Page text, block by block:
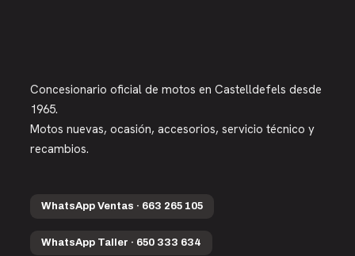
Concesionario oficial de motos en Castelldefels desde
1965.
Motos nuevas, ocasión, accesorios, servicio técnico y
recambios.
WhatsApp Ventas · 663 265 105
WhatsApp Taller · 650 333 634